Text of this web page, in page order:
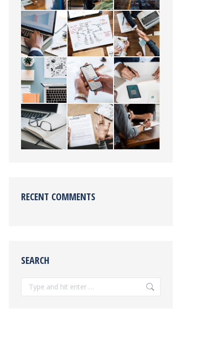
RECENT COMMENTS
SEARCH
Search: